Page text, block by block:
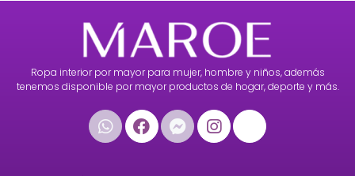
Ropa interior por mayor para mujer, hombre y niños, además
tenemos disponible por mayor productos de hogar, deporte y más.